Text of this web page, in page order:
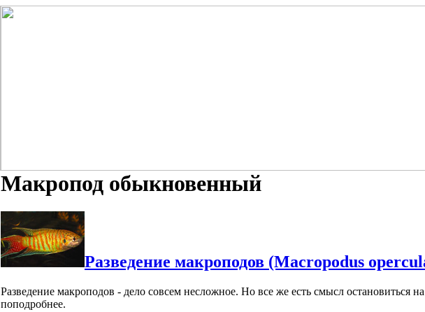
Макропод обыкновенный
Разведение макроподов (Macropodus
Разведение макроподов - дело совсем несложное. Но все же есть смысл остановиться
поподробнее.